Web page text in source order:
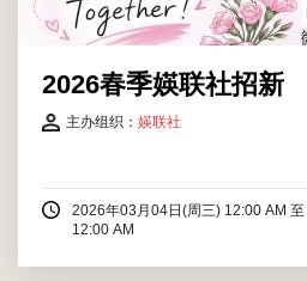
2026春季媖联社招新
主办组织： 媖联社
2026年03月04日(周三) 12:00 AM 至
12:00 AM